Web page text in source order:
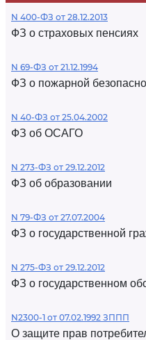
N 400-ФЗ от 28.12.2013
ФЗ о страховых пенсиях
N 69-ФЗ от 21.12.1994
ФЗ о пожарной
N 40-ФЗ от 25.04.2002
ФЗ об ОСАГО
N 273-ФЗ от 29.12.2012
ФЗ об образовании
N 79-ФЗ от 27.07.2004
ФЗ о государственной
N 275-ФЗ от 29.12.2012
ФЗ о государственном
N2300-1 от 07.02.1992 ЗППП
О защите прав